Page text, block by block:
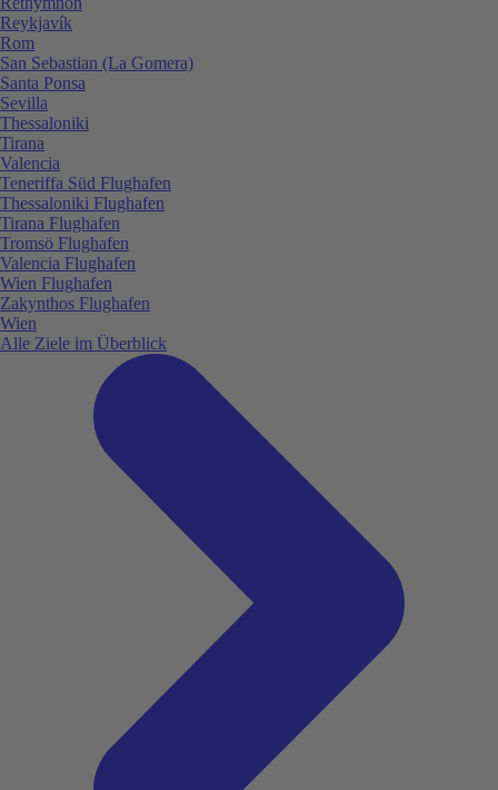
Reykjavík
Rom
San Sebastian (La Gomera)
Santa Ponsa
Sevilla
Thessaloniki
Tirana
Valencia
Teneriffa Süd Flughafen
Thessaloniki Flughafen
Tirana Flughafen
Tromsö Flughafen
Valencia Flughafen
Wien Flughafen
Zakynthos Flughafen
Wien
Alle Ziele im Überblick